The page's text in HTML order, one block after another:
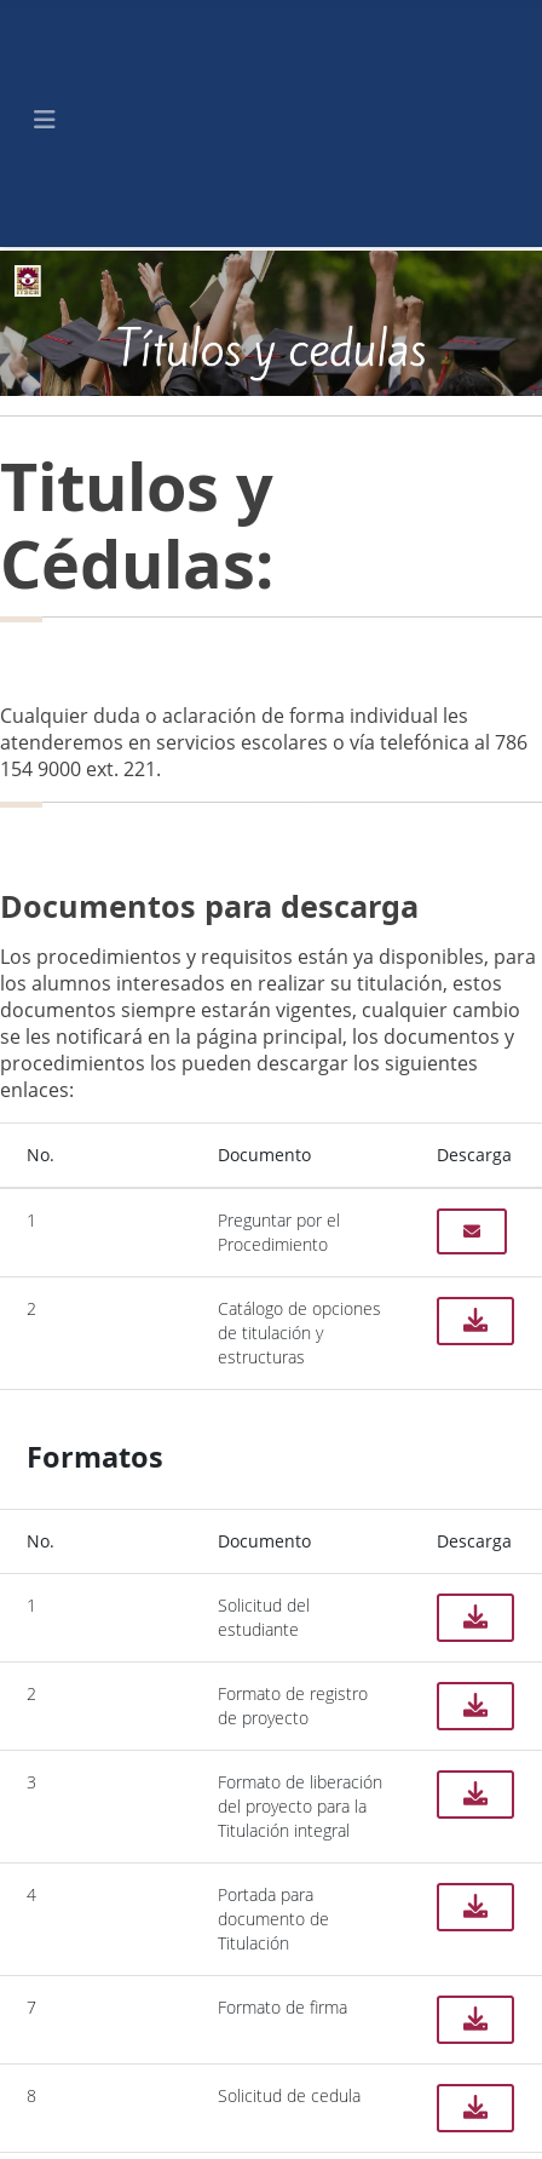
Titulos y
Cédulas:
Cualquier duda o aclaración de forma individual les
atenderemos en servicios escolares o vía telefónica al 786
154 9000 ext. 221.
Documentos para descarga
Los procedimientos y requisitos están ya disponibles, para
los alumnos interesados en realizar su titulación, estos
documentos siempre estarán vigentes, cualquier cambio
se les notificará en la página principal, los documentos y
procedimientos los pueden descargar los siguientes
enlaces:
No. Documento Descarga
1
Preguntar por el
Procedimiento
2
Catálogo de opciones
de titulación y
estructuras
Formatos
No. Documento Descarga
1
Solicitud del
estudiante
2
Formato de registro
de proyecto
3
Formato de liberación
del proyecto para la
Titulación integral
4
Portada para
documento de
Titulación
7 Formato de firma
8 Solicitud de cedula